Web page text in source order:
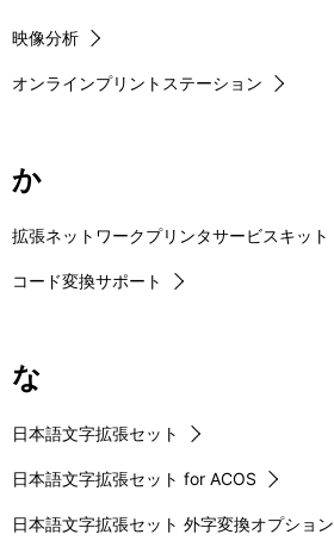
映像分析
オンラインプリントステーション
か
拡張ネットワークプリンタサービスキット
コード変換サポート
な
日本語文字拡張セット
日本語文字拡張セット for ACOS
日本語文字拡張セット 外字変換オプション